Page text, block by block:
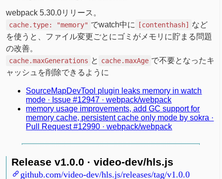
webpack 5.30.0リリース。
cache.type: "memory" でwatch中に [contenthash]
など
を使うと、ファイル変更ごとにゴミがメモリに貯まる問題
の改善。
cache.maxGenerations と cache.maxAge で不要となったキ
ャッシュを削除できるように
SourceMapDevTool plugin leaks memory in watch
mode · Issue #12947 · webpack/webpack
memory usage improvements, add GC support for
memory cache, persistent cache only mode by sokra ·
Pull Request #12990 · webpack/webpack
Release v1.0.0 · video-dev/hls.js
github.com/video-dev/hls.js/releases/tag/v1.0.0